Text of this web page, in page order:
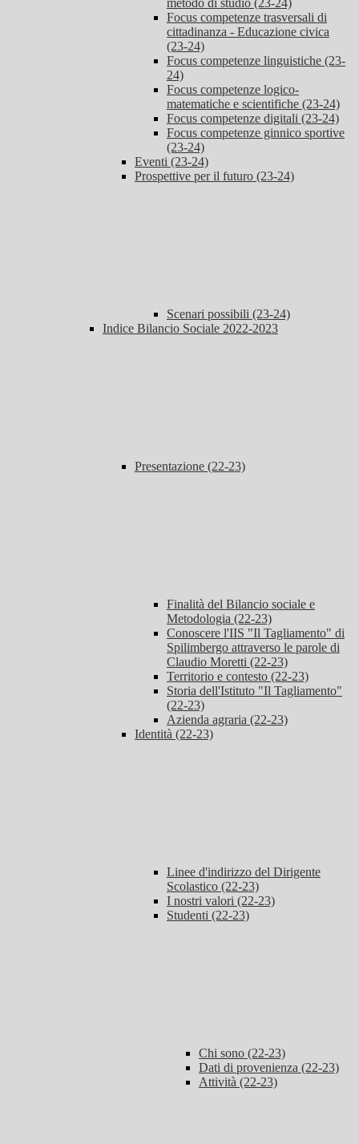
metodo di studio (23-24)
Focus competenze trasversali di
cittadinanza - Educazione civica
(23-24)
Focus competenze linguistiche (23-
24)
Focus competenze logico-
matematiche e scientifiche (23-24)
Focus competenze digitali (23-24)
Focus competenze ginnico sportive
(23-24)
Eventi (23-24)
Prospettive per il futuro (23-24)
Scenari possibili (23-24)
Indice Bilancio Sociale 2022-2023
Presentazione (22-23)
Finalità del Bilancio sociale e
Metodologia (22-23)
Conoscere l'IIS "Il Tagliamento" di
Spilimbergo attraverso le parole di
Claudio Moretti (22-23)
Territorio e contesto (22-23)
Storia dell'Istituto "Il Tagliamento"
(22-23)
Azienda agraria (22-23)
Identità (22-23)
Linee d'indirizzo del Dirigente
Scolastico (22-23)
I nostri valori (22-23)
Studenti (22-23)
Chi sono (22-23)
Dati di provenienza (22-23)
Attività (22-23)